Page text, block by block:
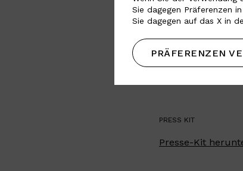
PRESS KIT
Presse-Kit
Sie dagegen Präferenzen
Sie dagegen auf das X in
PRÄFERENZEN